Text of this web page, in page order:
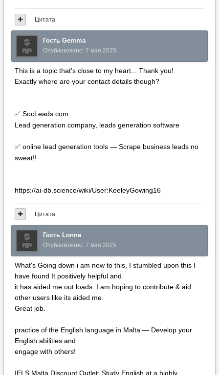
Цитата
Гость Gemma
Опубликовано: 7 мая 2025
This is a topic that's close to my heart... Thank you!
Exactly where are your contact details though?
✅ SocLeads.com
Lead generation company, leads generation software
✅ online lead generation tools — Scrape business leads no
sweat!!
https://ai-db.science/wiki/User:KeeleyGowing16
Цитата
Гость Lonna
Опубликовано: 7 мая 2025
What's Going down i am new to this, I stumbled upon this I
have found It positively helpful and
it has aided me out loads. I am hoping to contribute & aid
other users like its aided me.
Great job.
practice of the English language in Malta — Develop your
English abilities and
engage with others!
IELS Malta Discount Outlet: Study English at a highly